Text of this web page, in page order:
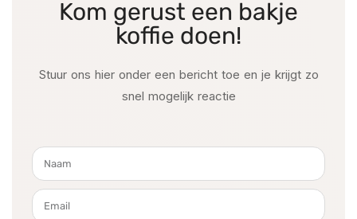
Kom gerust een bakje
koffie doen!
Stuur ons hier onder een bericht toe en je krijgt zo
snel mogelijk reactie